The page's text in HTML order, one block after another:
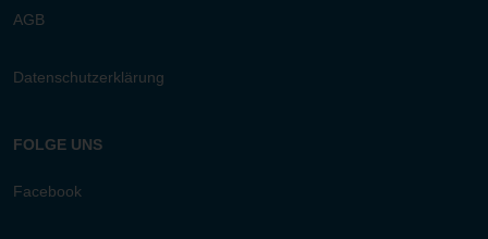
AGB
Datenschutzerklärung
FOLGE UNS
Facebook